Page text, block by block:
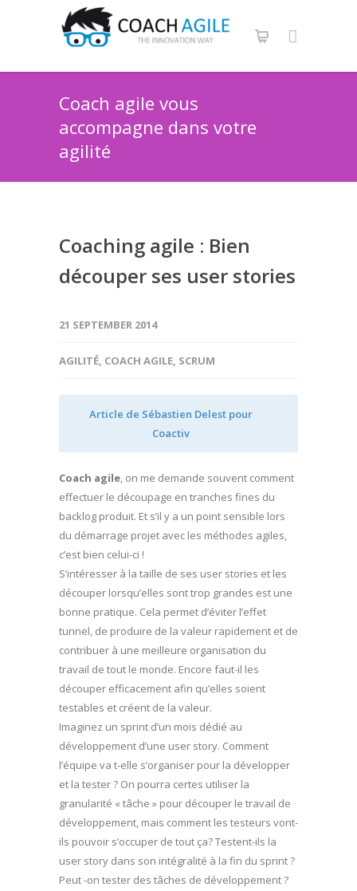
Coach agile vous
accompagne dans votre
agilité
Coaching agile : Bien
découper ses user stories
21 SEPTEMBER 2014
AGILITÉ, COACH AGILE, SCRUM
Article de Sébastien Delestpour
Coactiv
Coach agile, on me demande souvent comment
effectuer le découpage en tranches fines du
backlog produit. Et s’il y a un point sensible lors
du démarrage projet avec les méthodes agiles,
c’est bien celui-ci !
S’intéresser à la taille de ses user stories et les
découper lorsqu’elles sont trop grandes est une
bonne pratique. Cela permet d’éviter l’effet
tunnel, de produire de la valeur rapidement et de
contribuer à une meilleure organisation du
travail de tout le monde. Encore faut-il les
découper efficacement afin qu’elles soient
testables et créent de la valeur.
Imaginez un sprint d’un mois dédié au
développement d’une user story. Comment
l’équipe va t-elle s’organiser pour la développer
et la tester ? On pourra certes utiliser la
granularité « tâche » pour découper le travail de
développement, mais comment les testeurs vont-
ils pouvoir s’occuper de tout ça? Testent-ils la
user story dans son intégralité à la fin du sprint ?
Peut -on tester des tâches de développement ?